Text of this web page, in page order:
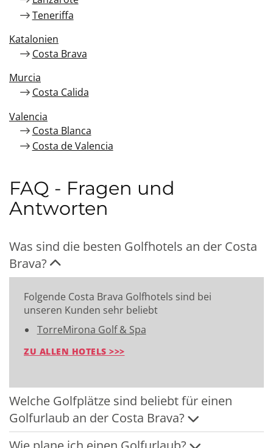
Teneriffa
Katalonien
Costa Brava
Murcia
Costa Calida
Valencia
Costa Blanca
Costa de Valencia
FAQ - Fragen und
Antworten
Was sind die besten Golfhotels an der Costa
Brava?
Folgende Costa Brava Golfhotels sind bei
unseren Kunden sehr beliebt
TorreMirona Golf & Spa
ZU ALLEN HOTELS >>>
Welche Golfplätze sind beliebt für einen
Golfurlaub an der Costa Brava?